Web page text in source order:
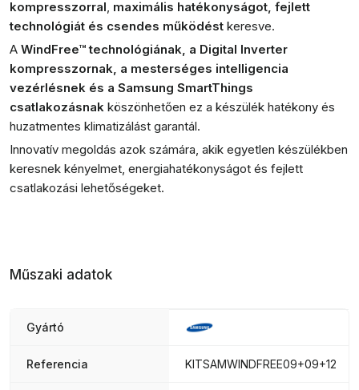
kompresszorral, maximális hatékonyságot, fejlett
technológiát és csendes működést keresve.
A WindFree™ technológiának, a Digital Inverter
kompresszornak, a mesterséges intelligencia
vezérlésnek és a Samsung SmartThings
csatlakozásnak köszönhetően ez a készülék hatékony és
huzatmentes klimatizálást garantál.
Innovatív megoldás azok számára, akik egyetlen készülékben
keresnek kényelmet, energiahatékonyságot és fejlett
csatlakozási lehetőségeket.
Műszaki adatok
Gyártó
Referencia KITSAMWINDFREE09+09+12